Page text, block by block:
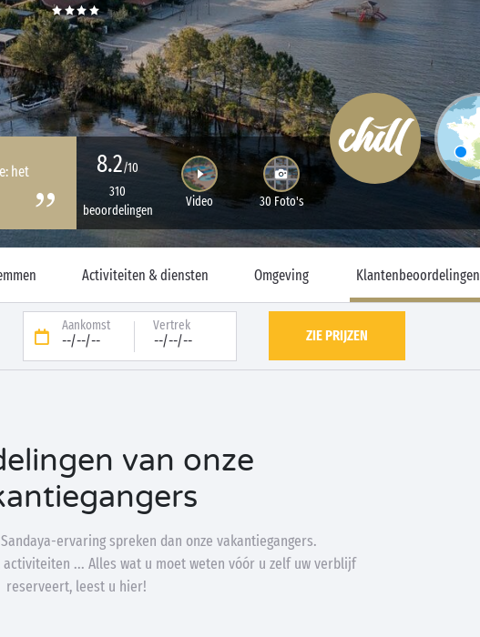
het
8.2/10
310
beoordelingen
Video 30 Foto's
Activiteiten & diensten Omgeving Klantenbeoordelingen
Aankomst
--/--/--
Vertrek
--/--/-- ZIE PRIJZEN
van onze
ervaring spreken dan onze vakantiegangers.
activiteiten ... Alles wat u moet weten vóór u zelf uw verblijf
reserveert, leest u hier!